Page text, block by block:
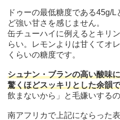
ドゥーの最低糖度である45g/
ど強い甘さを感じません。
缶チューハイに例えるとキリ
らい。レモンよりは甘くてオ
くらいの糖度です。
シュナン・ブランの高い酸味
驚くほどスッキリとした余韻
飲まないから」と毛嫌いする
南アフリカで上記にならった